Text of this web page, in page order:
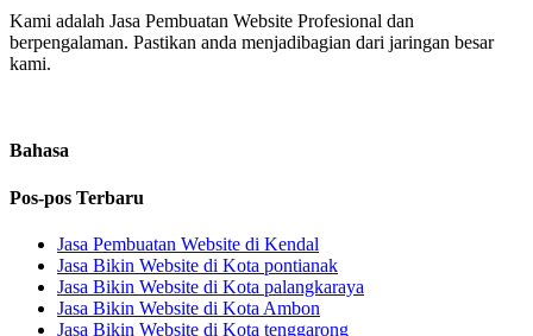
Kami adalah Jasa Pembuatan Website Profesional dan
berpengalaman. Pastikan anda menjadibagian dari jaringan besar
kami.
Bahasa
Pos-pos Terbaru
Jasa Pembuatan Website di Kendal
Jasa Bikin Website di Kota pontianak
Jasa Bikin Website di Kota palangkaraya
Jasa Bikin Website di Kota Ambon
Jasa Bikin Website di Kota tenggarong